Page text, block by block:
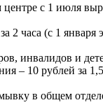
с 1 июля
часа (с 1 января
инвалидов и
– 10 рублей за
в общем